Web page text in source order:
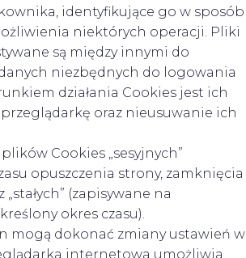
identyfikujące go w sposób
niektórych operacji. Pliki
są między innymi do
niezbędnych do logowania
działania Cookies jest ich
oraz nieusuwanie ich
Cookies „sesyjnych”
opuszczenia strony, zamknięcia
(zapisywane na
okres czasu).
mogą dokonać zmiany ustawień w
internetowa umożliwia